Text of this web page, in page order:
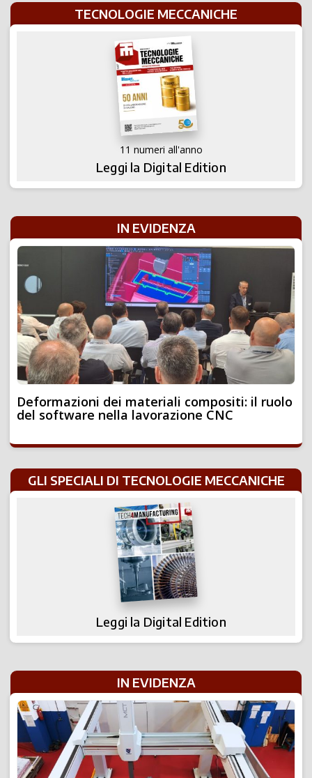
TECNOLOGIE MECCANICHE
11 numeri all'anno
Leggi la Digital Edition
IN EVIDENZA
Deformazioni dei materiali compositi: il ruolo
del software nella lavorazione CNC
GLI SPECIALI DI TECNOLOGIE MECCANICHE
Leggi la Digital Edition
IN EVIDENZA